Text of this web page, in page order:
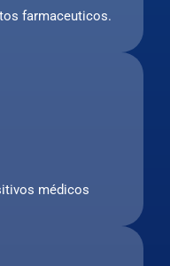
farmaceuticos.
médicos